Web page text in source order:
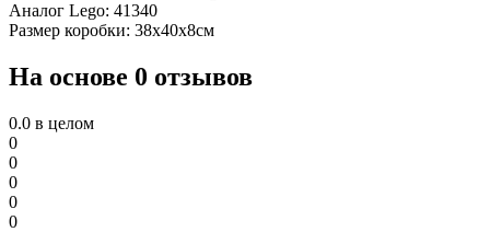
Аналог Lego: 41340
Размер коробки: 38х40х8см
На основе 0 отзывов
0.0 в целом
0
0
0
0
0